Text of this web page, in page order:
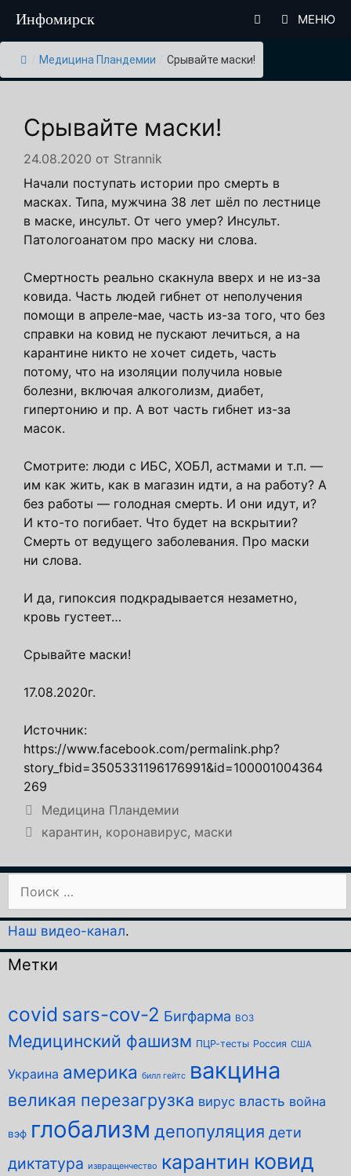
содержимому
Инфомирск МЕНЮ
Медицина Пландемии Срывайте маски!
Срывайте маски!
24.08.2020 от Strannik
Начали поступать истории про смерть в
масках. Типа, мужчина 38 лет шёл по лестнице
в маске, инсульт. От чего умер? Инсульт.
Патологоанатом про маску ни слова.
Смертность реально скакнула вверх и не из-за
ковида. Часть людей гибнет от неполучения
помощи в апреле-мае, часть из-за того, что без
справки на ковид не пускают лечиться, а на
карантине никто не хочет сидеть, часть
потому, что на изоляции получила новые
болезни, включая алкоголизм, диабет,
гипертонию и пр. А вот часть гибнет из-за
масок.
Смотрите: люди с ИБС, ХОБЛ, астмами и т.п. —
им как жить, как в магазин идти, а на работу? А
без работы — голодная смерть. И они идут, и?
И кто-то погибает. Что будет на вскрытии?
Смерть от ведущего заболевания. Про маски
ни слова.
И да, гипоксия подкрадывается незаметно,
кровь густеет…
Срывайте маски!
17.08.2020г.
Источник:
https://www.facebook.com/permalink.php?
story_fbid=3505331196176991&id=100001004364
269
Рубрики
Медицина Пландемии
Метки
карантин, коронавирус, маски
Наш видео-канал.
Метки
covid sars-cov-2 Бигфарма ВОЗ
Медицинский фашизм ПЦР-тесты Россия США
Украина америка билл гейтс вакцина
великая перезагрузка вирус власть война
вэф глобализм депопуляция дети
диктатура извращенчество карантин ковид